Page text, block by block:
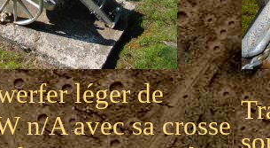
léger de
n/A avec sa crosse